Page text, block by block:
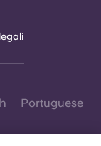
Portuguese